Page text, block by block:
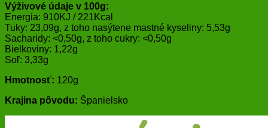
Výživové údaje v 100g:
Energia: 910KJ / 221Kcal
Tuky: 23,09g, z toho nasýtene mastné kyseliny: 5,53g
Sacharidy: <0,50g, z toho cukry: <0,50g
Bielkoviny: 1,22g
Soľ: 3,33g
Hmotnosť: 120g
Krajina pôvodu: Španielsko